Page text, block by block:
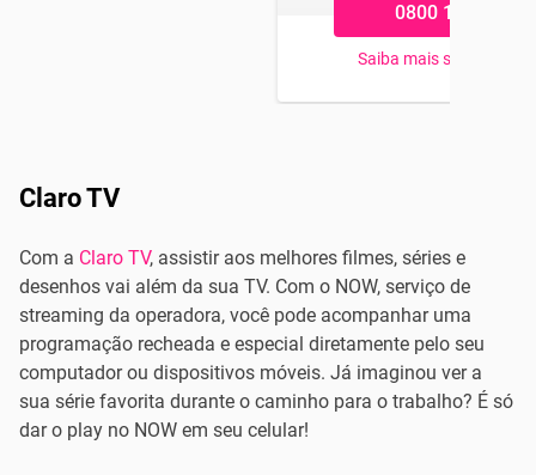
0800 184 4545
Saiba mais sobre os
Claro TV
Com a Claro TV, assistir aos melhores filmes, séries e
desenhos vai além da sua TV. Com o NOW, serviço de
streaming da operadora, você pode acompanhar uma
programação recheada e especial diretamente pelo seu
computador ou dispositivos móveis. Já imaginou ver a
sua série favorita durante o caminho para o trabalho? É só
dar o play no NOW em seu celular!